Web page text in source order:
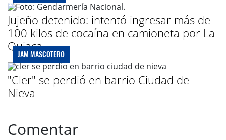
Jujeño detenido: intentó ingresar más de
100 kilos de cocaína en camioneta por La
Quiaca
JAM MASCOTERO
"Cler" se perdió en barrio Ciudad de
Nieva
Comentar